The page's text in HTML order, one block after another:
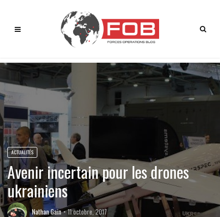
ACTUALITÉS
Avenir incertain pour les drones
ukrainiens
Nathan Gain 11 octobre, 2017